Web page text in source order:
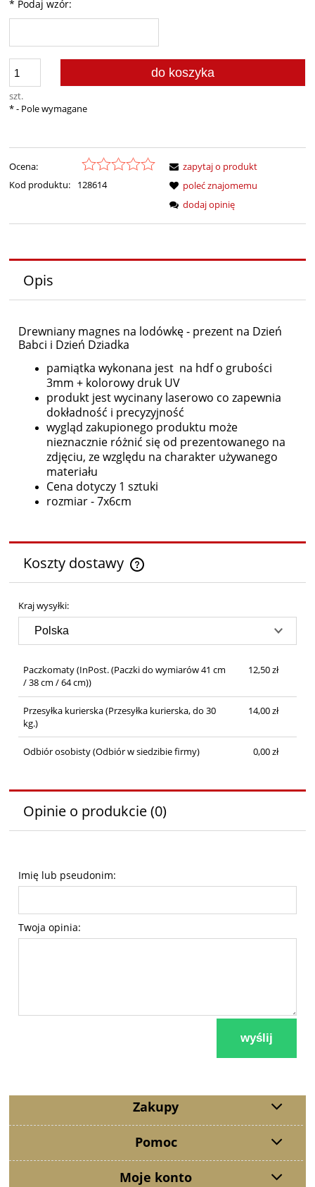
* Podaj wzór:
szt.
do koszyka
*- Pole wymagane
Ocena:
Kod produktu:
128614
zapytaj o produkt
poleć znajomemu
dodaj opinię
Opis
Drewniany magnes na lodówkę - prezent na Dzień
Babci i Dzień Dziadka
pamiątka wykonana jest na hdf o grubości
3mm + kolorowy druk UV
produkt jest wycinany laserowo co zapewnia
dokładność i precyzyjność
wygląd zakupionego produktu może
nieznacznie różnić się od prezentowanego na
zdjęciu, ze względu na charakter używanego
materiału
Cena dotyczy 1 sztuki
rozmiar - 7x6cm
Koszty dostawy
Cena nie zawiera ewentualnych kosztów płatności
Kraj wysyłki:
Paczkomaty(InPost. (Paczki do wymiarów 41 cm
/ 38 cm / 64 cm))
12,50 zł
Przesyłka kurierska(Przesyłka kurierska, do 30
kg.)
14,00 zł
Odbiór osobisty(Odbiór w siedzibie firmy) 0,00 zł
Opinie o produkcie (0)
Imię lub pseudonim:
Twoja opinia:
wyślij
Zakupy
Pomoc
Moje konto